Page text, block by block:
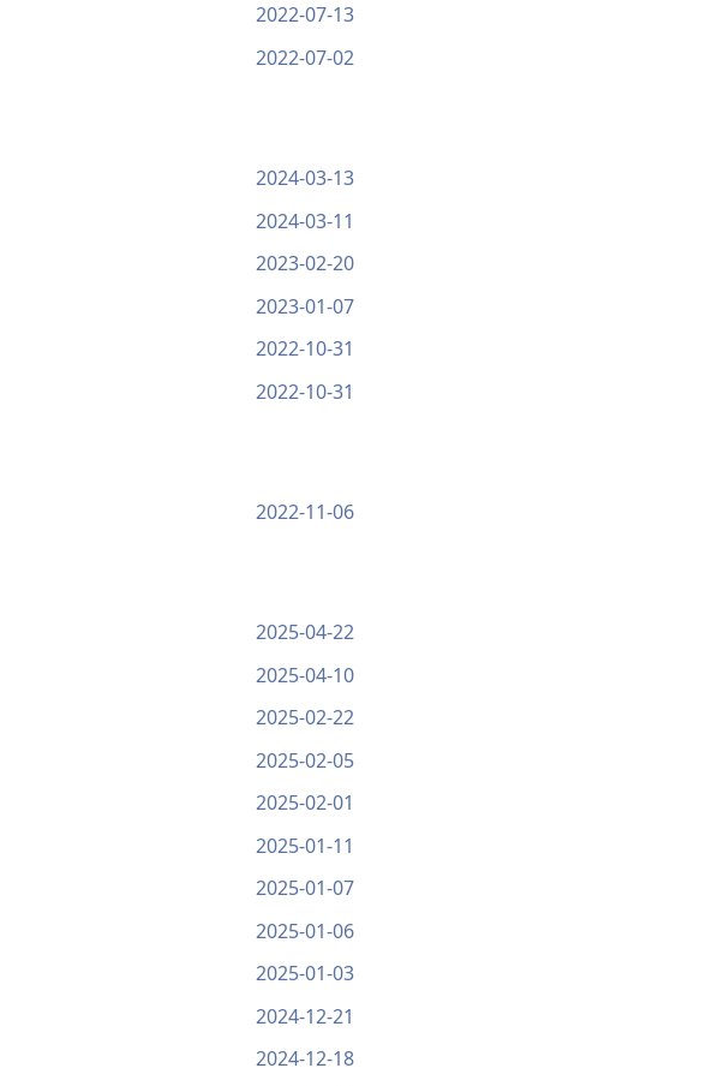
2022-07-13
2022-07-02
2024-03-13
2024-03-11
2023-02-20
2023-01-07
2022-10-31
2022-10-31
2022-11-06
2025-04-22
2025-04-10
2025-02-22
2025-02-05
2025-02-01
2025-01-11
2025-01-07
2025-01-06
2025-01-03
2024-12-21
2024-12-18